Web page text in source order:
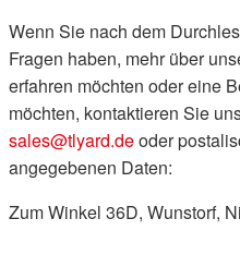
Wenn Sie nach dem
Fragen haben, mehr über
erfahren möchten oder eine
möchten, kontaktieren Sie
sales@tlyard.deoder
angegebenen Daten:
Zum Winkel 36D, Wunstorf,